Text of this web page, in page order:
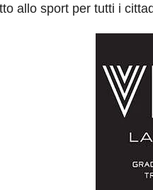
allo sport per tutti i